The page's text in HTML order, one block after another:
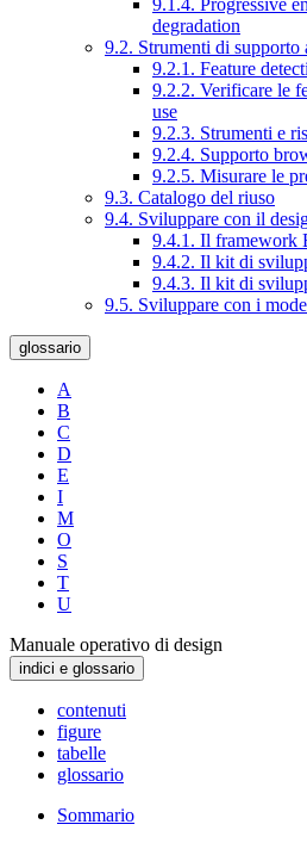
9.1.4. Progressive
degradation
9.2. Strumenti di
9.2.1. Feature
9.2.2. Verificare le
use
9.2.3. Strumenti e
9.2.4. Supporto
9.2.5. Misurare le
9.3. Catalogo del riuso
9.4. Sviluppare con il
9.4.1. Il framework
9.4.2. Il kit di
9.4.3. Il kit di
9.5. Sviluppare con i
glossario
A
B
C
D
E
I
M
O
S
T
U
Manuale operativo di design
indici e glossario
contenuti
figure
tabelle
glossario
Sommario